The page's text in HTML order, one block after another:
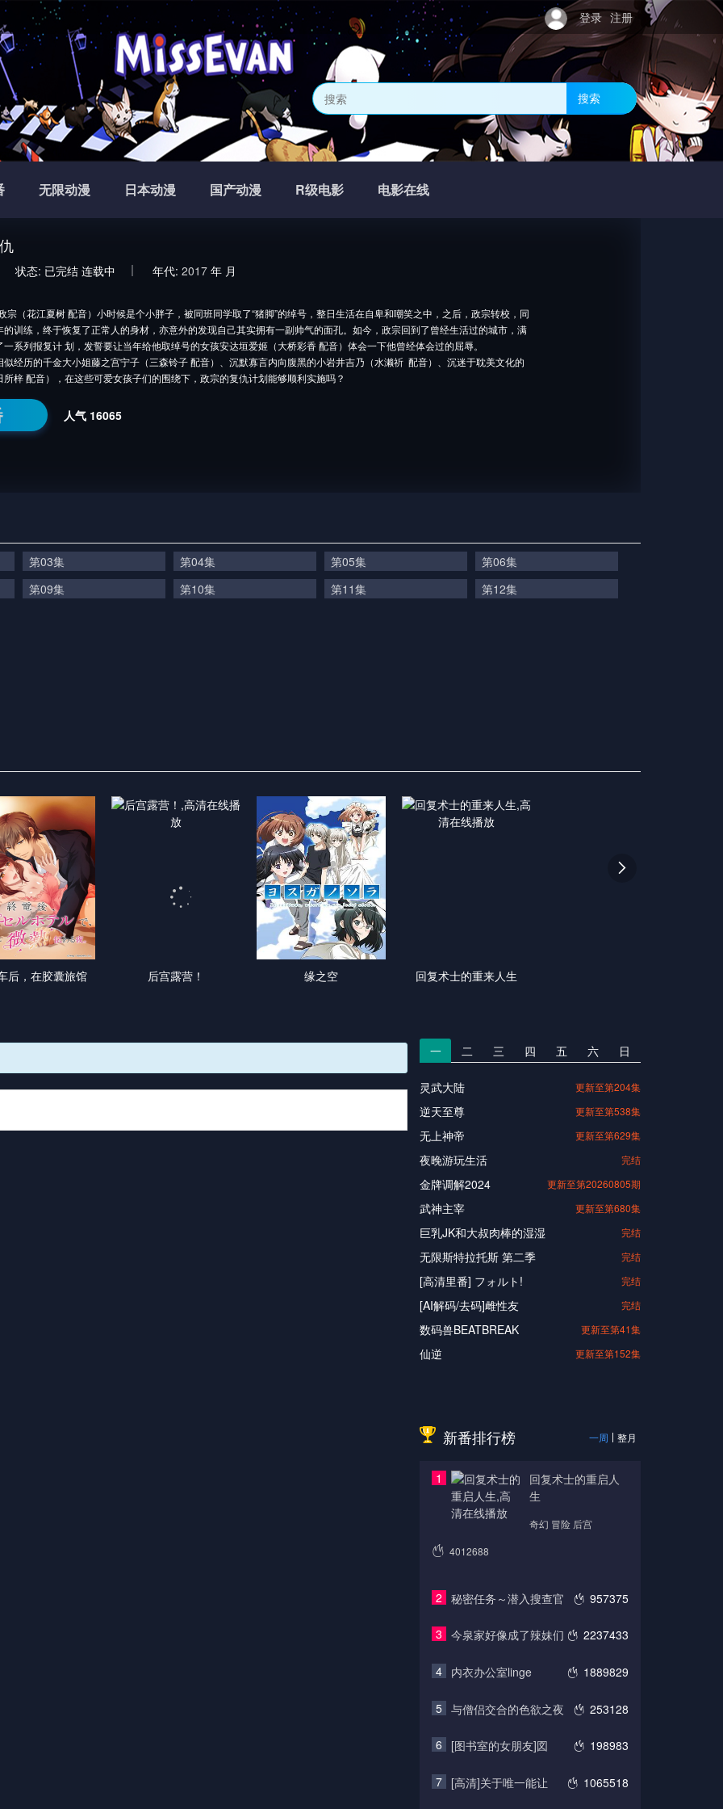
登录 注册
搜索
无限动漫 日本动漫 国产动漫 R级电影 电影在线
状态: 已完结 连载中 年代: 2017 年 月
花江夏树 配音）小时候是个小胖子，被同班同学取了“猪脚”的绰号，整日生活在自卑和嘲笑之中，之后，政宗转校，同
的训练，终于恢复了正常人的身材，亦意外的发现自己其实拥有一副帅气的面孔。如今，政宗回到了曾经生活过的城市，满
系列报复计 划，发誓要让当年给他取绰号的女孩安达垣爱姬（大桥彩香 配音）体会一下他曾经体会过的屈辱。
历的千金大小姐藤之宫宁子（三森铃子 配音）、沉默寡言内向腹黑的小岩井吉乃（水濑祈 配音）、沉迷于耽美文化的
梓 配音），在这些可爱女孩子们的围绕下，政宗的复仇计划能够顺利实施吗？
人气 16065
第03集 第04集 第05集
第06集
第09集
第10集 第11集 第12集
后，在胶囊旅馆 后宫露营！ 缘之空 回复术士的重来人生

一 二 三 四 五 六 日
灵武大陆 更新至第204集
逆天至尊 更新至第538集
无上神帝 更新至第629集
夜晚游玩生活 完结
金牌调解2024 更新至第20260805期
武神主宰 更新至第680集
巨乳JK和大叔肉棒的湿湿 完结
无限斯特拉托斯 第二季 完结
[高清里番] フォルト! 完结
[AI解码/去码]雌性友 完结
数码兽BEATBREAK 更新至第41集
仙逆 更新至第152集
新番排行榜 一周 整月
1
回复术士的重启人
生
奇幻 冒险 后宫
4012688
2 957375
秘密任务～潜入搜查官
3 2237433
今泉家好像成了辣妹们
4 1889829
内衣办公室linge
5 253128
与僧侣交合的色欲之夜
6 198983
[图书室的女朋友]図
7 1065518
[高清]关于唯一能让